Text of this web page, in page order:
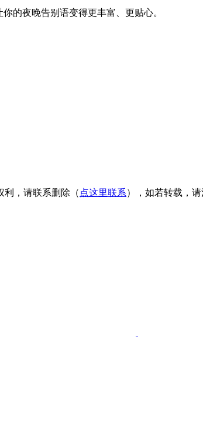
的夜晚告别语变得更丰富、更贴心。
利，请联系删除（ 点这里联系），如若转载，请